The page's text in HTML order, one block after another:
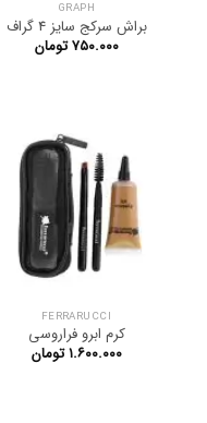
GRAPH
براش سرکج سایز 4 گراف
۷۵۰.۰۰۰ تومان
FERRARUCCI
کرم ابرو فراروسی
۱.۶۰۰.۰۰۰ تومان